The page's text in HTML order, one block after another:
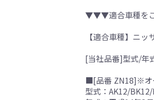
▼▼▼適合車種を
【適合車種】ニッ
[当社品番]型式/年
■[品番 ZN18]※オ
型式：AK12/